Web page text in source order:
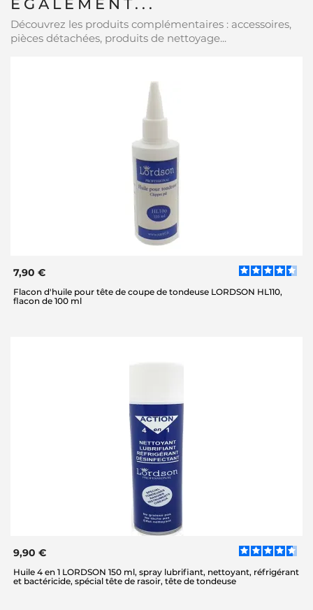
ÉGALEMENT...
Découvrez les produits complémentaires : accessoires,
pièces détachées, produits de nettoyage...
7,90 €
Flacon d'huile pour tête de coupe de tondeuse LORDSON HL110,
flacon de 100 ml
9,90 €
Huile 4 en 1 LORDSON 150 ml, spray lubrifiant, nettoyant, réfrigérant
et bactéricide, spécial tête de rasoir, tête de tondeuse